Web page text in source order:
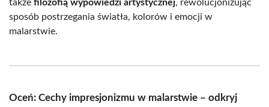
także filozofią wypowiedzi artystycznej, rewolucjonizując
sposób postrzegania światła, kolorów i emocji w
malarstwie.
Oceń: Cechy impresjonizmu w malarstwie – odkryj